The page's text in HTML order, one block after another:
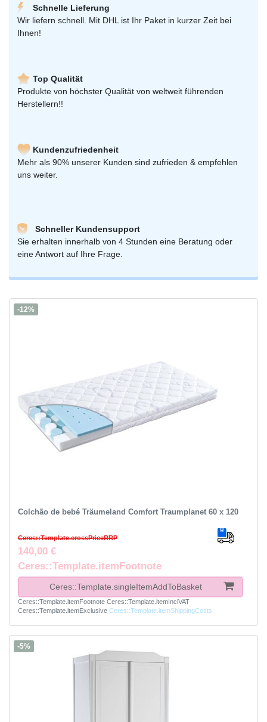
Schnelle Lieferung
Wir liefern schnell. Mit DHL ist Ihr Paket in kurzer Zeit bei
Ihnen!
Top Qualität
Produkte von höchster Qualität von weltweit führenden
Herstellern!!
Kundenzufriedenheit
Mehr als 90% unserer Kunden sind zufrieden & empfehlen
uns weiter.
Schneller Kundensupport
Sie erhalten innerhalb von 4 Stunden eine Beratung oder
eine Antwort auf Ihre Frage.
-12%
Colchão de bebé Träumeland Comfort Traumplanet 60 x 120
Ceres::Template.crossPriceRRP
140,00 €
Ceres::Template.itemFootnote
Ceres::Template.singleItemAddToBasket
Ceres::Template.itemFootnote Ceres::Template.itemInclVAT
Ceres::Template.itemExclusive Ceres::Template.itemShippingCosts
-5%